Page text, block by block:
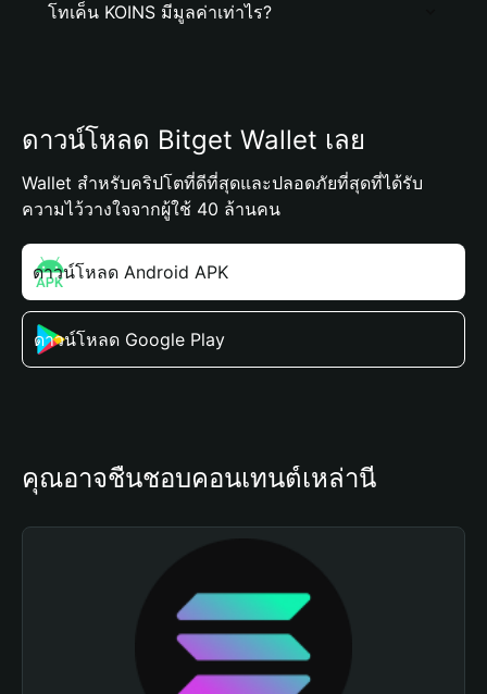
โทเค็น KOINS มีมูลค่าเท่าไร?
ดาวน์โหลด Bitget Wallet เลย
Wallet สำหรับคริปโตที่ดีที่สุดและปลอดภัยที่สุดที่ได้รับ
ความไว้วางใจจากผู้ใช้ 40 ล้านคน
ดาวน์โหลด Android APK
ดาวน์โหลด Google Play
คุณอาจชื่นชอบคอนเทนต์เหล่านี้